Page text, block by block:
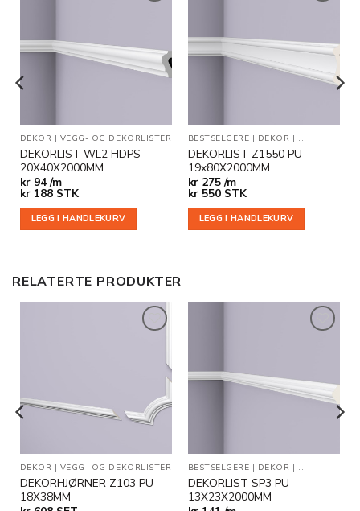
ønskeliste
DEKOR | VEGG- OG DEKORLISTER
DEKORLIST WL2 HDPS
20X40X2000MM
kr94 /m
kr188 STK
LEGG I HANDLEKURV
i
ønskeliste
BESTSELGERE | DEKOR | VEGG- OG
DEKORLIST Z1550 PU
19x80X2000MM
kr275 /m
kr550 STK
LEGG I HANDLEKURV
RELATERTE PRODUKTER
DEKOR | VEGG- OG DEKORLISTER
DEKORHJØRNER Z103 PU
18X38MM
ønskeliste
BESTSELGERE | DEKOR | VEGG- OG
DEKORLIST SP3 PU
13X23X2000MM